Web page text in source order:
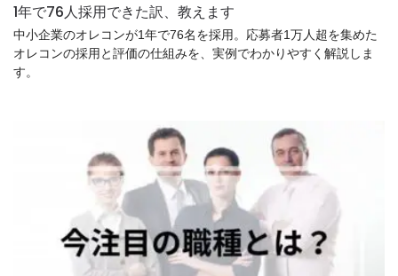
1年で76人採用できた訳、教えます
中小企業のオレコンが1年で76名を採用。応募者1万人超を集めた
オレコンの採用と評価の仕組みを、実例でわかりやすく解説しま
す。